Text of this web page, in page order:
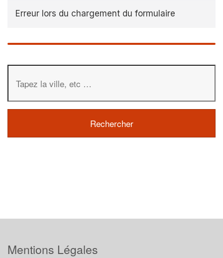
Erreur lors du chargement du formulaire
Mentions Légales